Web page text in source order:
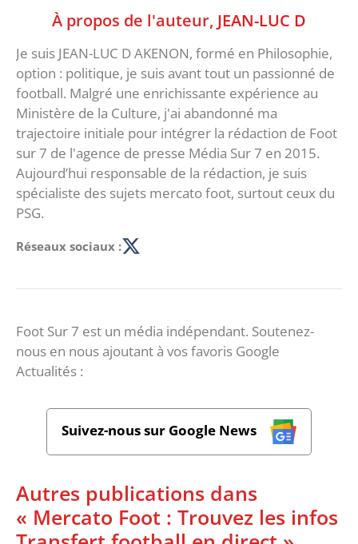
À propos de l'auteur, JEAN-LUC D
Je suis JEAN-LUC D AKENON, formé en Philosophie,
option : politique, je suis avant tout un passionné de
football. Malgré une enrichissante expérience au
Ministère de la Culture, j'ai abandonné ma
trajectoire initiale pour intégrer la rédaction de Foot
sur 7 de l'agence de presse Média Sur 7 en 2015.
Aujourd’hui responsable de la rédaction, je suis
spécialiste des sujets mercato foot, surtout ceux du
PSG.
Réseaux sociaux :
Foot Sur 7 est un média indépendant. Soutenez-
nous en nous ajoutant à vos favoris Google
Actualités :
Suivez-nous sur Google News
Autres publications dans
« Mercato Foot : Trouvez les infos